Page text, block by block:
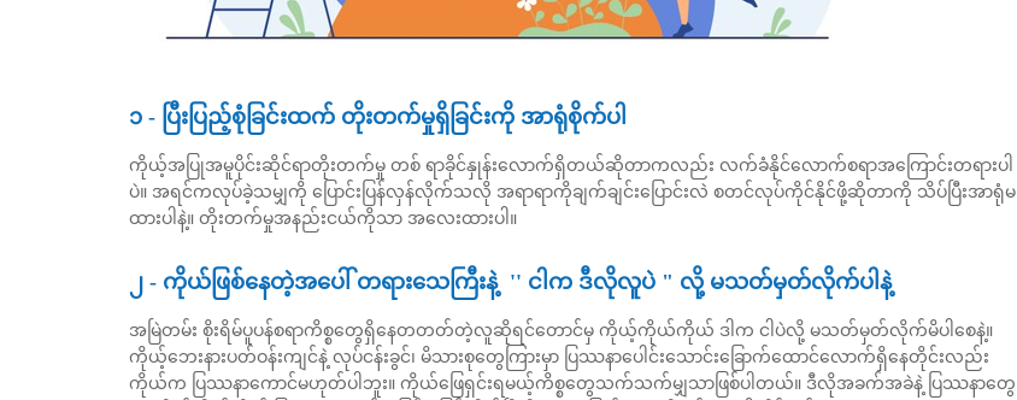
၁ - ပြီးပြည့်စုံခြင်းထက် တိုးတက်မှုရှိခြင်းကို အာရုံစိုက်ပါ
ကိုယ့်အပြုအမူပိုင်းဆိုင်ရာတိုးတက်မှု တစ် ရာခိုင်နှုန်းလောက်ရှိတယ်ဆိုတာကလည်း လက်ခံနိုင်လောက်စရာအကြောင်းတရားပါ
ပဲ။ အရင်ကလုပ်ခဲ့သမျှကို ပြောင်းပြန်လှန်လိုက်သလို အရာရာကိုချက်ချင်းပြောင်းလဲ စတင်လုပ်ကိုင်နိုင်ဖို့ဆိုတာကို သိပ်ပြီးအာရုံမ
ထားပါနဲ့။ တိုးတက်မှုအနည်းငယ်ကိုသာ အလေးထားပါ။
၂ - ကိုယ်ဖြစ်နေတဲ့အပေါ် တရားသေကြီးနဲ့ '' ငါက ဒီလိုလူပဲ " လို့ မသတ်မှတ်လိုက်ပါနဲ့
အမြဲတမ်း စိုးရိမ်ပူပန်စရာကိစ္စတွေရှိနေတတတ်တဲ့လူဆိုရင်တောင်မှ ကိုယ့်ကိုယ်ကိုယ် ဒါက ငါပဲလို့ မသတ်မှတ်လိုက်မိပါစေနဲ့။
ကိုယ့်ဘေးနားပတ်ဝန်းကျင်နဲ့ လုပ်ငန်းခွင်၊ မိသားစုတွေကြားမှာ ပြဿနာပေါင်းသောင်းခြောက်ထောင်လောက်ရှိနေတိုင်းလည်း
ကိုယ်က ပြဿနာကောင်မဟုတ်ပါဘူး။ ကိုယ်ဖြေရှင်းရမယ့်ကိစ္စတွေသက်သက်မျှသာဖြစ်ပါတယ်။ ဒီလိုအခက်အခဲနဲ့ ပြဿနာတွေ